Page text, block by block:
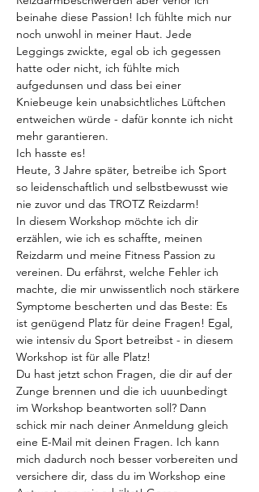
beinahe diese Passion! Ich fühlte mich nur
noch unwohl in meiner Haut. Jede
Leggings zwickte, egal ob ich gegessen
hatte oder nicht, ich fühlte mich
aufgedunsen und dass bei einer
Kniebeuge kein unabsichtliches Lüftchen
entweichen würde - dafür konnte ich nicht
mehr garantieren.
Ich hasste es!
Heute, 3 Jahre später, betreibe ich Sport
so leidenschaftlich und selbstbewusst wie
nie zuvor und das TROTZ Reizdarm!
In diesem Workshop möchte ich dir
erzählen, wie ich es schaffte, meinen
Reizdarm und meine Fitness Passion zu
vereinen. Du erfährst, welche Fehler ich
machte, die mir unwissentlich noch stärkere
Symptome bescherten und das Beste: Es
ist genügend Platz für deine Fragen! Egal,
wie intensiv du Sport betreibst - in diesem
Workshop ist für alle Platz!
Du hast jetzt schon Fragen, die dir auf der
Zunge brennen und die ich uuunbedingt
im Workshop beantworten soll? Dann
schick mir nach deiner Anmeldung gleich
eine E-Mail mit deinen Fragen. Ich kann
mich dadurch noch besser vorbereiten und
versichere dir, dass du im Workshop eine